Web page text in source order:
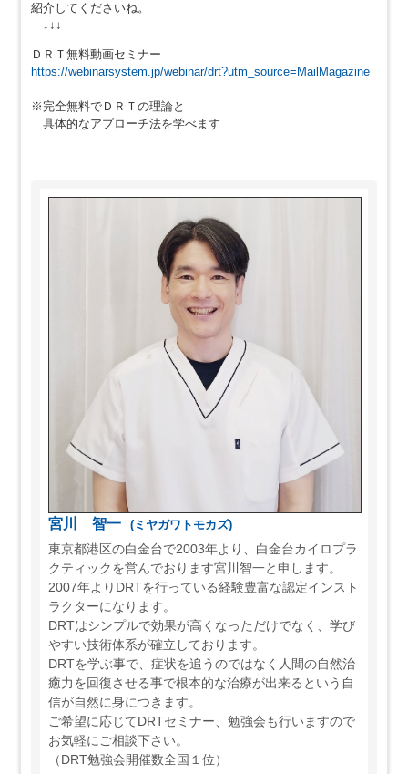
紹介してくださいね。
↓↓↓
ＤＲＴ無料動画セミナー
https://webinarsystem.jp/webinar/drt?utm_source=MailMagazine
※完全無料でＤＲＴの理論と
具体的なアプローチ法を学べます
宮川 智一
(ミヤガワトモカズ)
東京都港区の白金台で2003年より、白金台カイロプラ
クティックを営んでおります宮川智一と申します。
2007年よりDRTを行っている経験豊富な認定インスト
ラクターになります。
DRTはシンプルで効果が高くなっただけでなく、学び
やすい技術体系が確立しております。
DRTを学ぶ事で、症状を追うのではなく人間の自然治
癒力を回復させる事で根本的な治療が出来るという自
信が自然に身につきます。
ご希望に応じてDRTセミナー、勉強会も行いますので
お気軽にご相談下さい。
（DRT勉強会開催数全国１位）